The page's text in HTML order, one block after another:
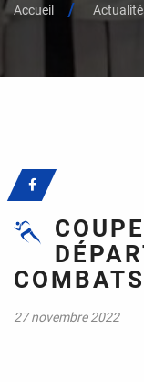
Accueil
COUPE
COMBATS
27 novembre 2022